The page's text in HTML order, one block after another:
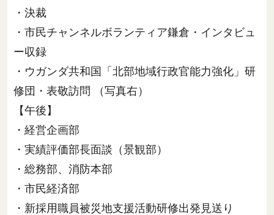
・決裁
・市民チャンネルボランティア鎌倉・インタビュ
ー収録
・ウガンダ共和国「北部地域行政官能力強化」研
修団・表敬訪問 （写真右）
【午後】
・経営企画部
・実績評価部長面談（景観部）
・総務部、消防本部
・市民経済部
・新採用職員被災地支援活動研修出発見送り